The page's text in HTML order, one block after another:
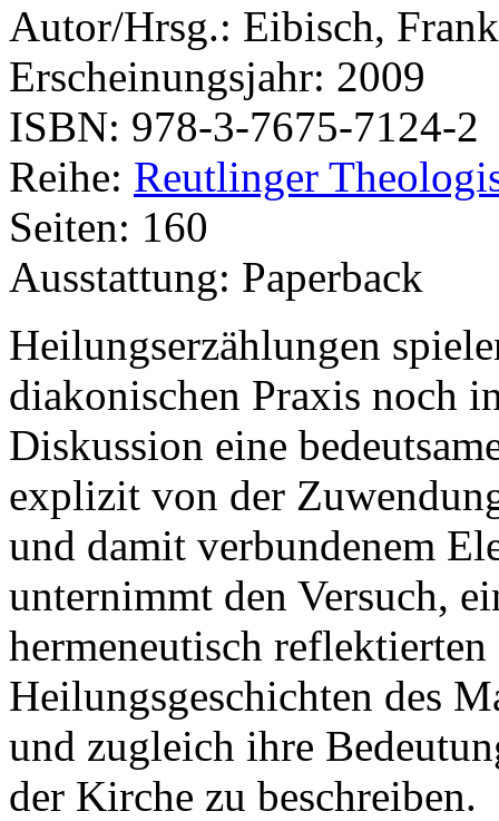
Autor/Hrsg.: Eibisch, Frank
Erscheinungsjahr: 2009
ISBN: 978-3-7675-7124-2
Reihe: Reutlinger
Seiten: 160
Ausstattung: Paperback
Heilungserzählungen
diakonischen Praxis noch
Diskussion eine
explizit von der
und damit verbundenem
unternimmt den Versuch,
hermeneutisch
Heilungsgeschichten des
und zugleich ihre
der Kirche zu beschreiben.